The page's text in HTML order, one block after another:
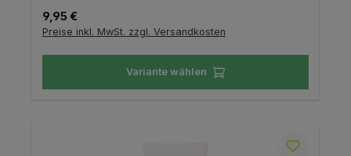
Regulärer Preis:
9,95 €
Preise inkl. MwSt. zzgl. Versandkosten
Variante wählen